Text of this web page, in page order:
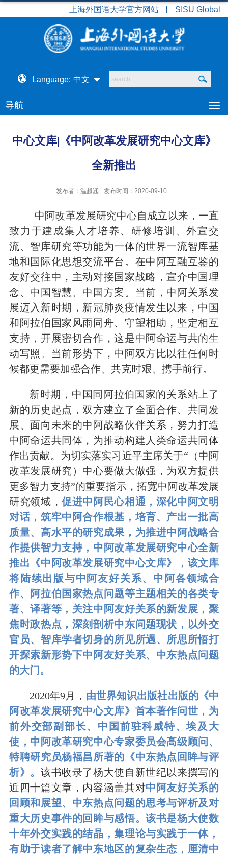
上海外国语大学官方网站 SISU Global
Language: 中文
导航
中心文库|《中阿改革发展研究中心文库》
全新推出
发布者：温越涵 发布时间：2020-09-10
中阿改革发展研究中心自成立以来，一直
致力于建成集人才培养、研修培训、外宣交
流、智库研究等功能为一体的世界一流智库基
地和国际化思想交流平台。在中阿互融互鉴的
友好交往中，主动对接国家战略，宣介中国理
念、中国智慧、中国方案。当前，中阿关系发
展迈入新时期，新冠肺炎疫情发生以来，中国
和阿拉伯国家风雨同舟、守望相助，坚定相互
支持，开展密切合作，这是中阿命运与共的生
动写照。当前形势下，中阿双方比以往任何时
候都更需要加强合作、共克时艰、携手前行。
新时期，中国同阿拉伯国家的关系站上了
新的历史起点，双方建立了全面合作、共同发
展、面向未来的中阿战略伙伴关系，努力打造
中阿命运共同体，为推动构建人类命运共同体
作出贡献。为切实落实习近平主席关于“（中阿
改革发展研究）中心要做大做强，为双方提供
更多智力支持”的重要指示，拓宽中阿改革发展
研究领域，促进中阿民心相通，深化中阿文明
对话，筑牢中阿合作根基，培育、产出一批高
质量、高水平的研究成果，为推进中阿战略合
作提供智力支持，中阿改革发展研究中心全新
推出《中阿改革发展研究中心文库》，该文库
将陆续出版与中阿友好关系、中阿各领域合
作、阿拉伯国家热点问题等主题相关的各类专
著、译著等，关注中阿友好关系的新发展，聚
焦时政热点，深刻剖析中东问题现状，以外交
官员、智库学者切身的所见所遇、所思所悟打
开探索新形势下中阿友好关系、中东热点问题
的大门。
2020年9月， 由世界知识出版社出版的 《中
阿改革发展研究中心文库》首本著作问世，为
前外交部副部长、中国前驻科威特、埃及大
使，中阿改革研究中心专家委员会高级顾问、
特聘研究员杨福昌所著的《中东热点回眸与评
析》。 该书收录了杨大使自新世纪以来撰写的
近四十篇文章，内容涵盖其对中阿友好关系的
回顾和展望、中东热点问题的思考与评析及对
重大历史事件的回眸与感悟。该书是杨大使数
十年外交实践的结晶，集理论与实践于一体，
有助于读者了解中东地区的复杂生态，厘清中